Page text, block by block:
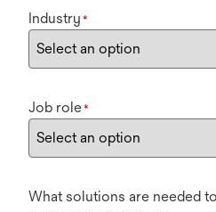
Industry *
Job role*
What solutions are needed